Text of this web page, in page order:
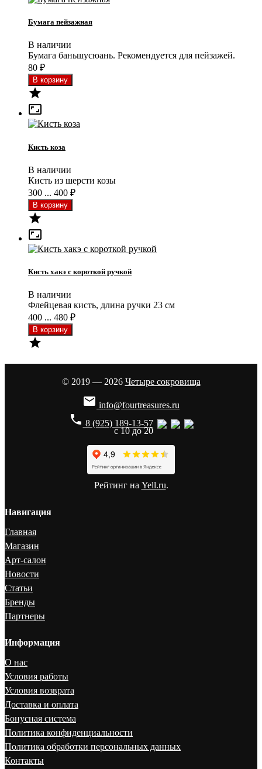
Бумага пейзажная
В наличии
Бумага баньшусюань. Рекомендуется для пейзажей.
80 ₽


Кисть коза
В наличии
Кисть из шерсти козы
300 ... 400 ₽


Кисть хакэ с короткой ручкой
В наличии
Флейцевая кисть, длина ручки 23 см
400 ... 480 ₽

© 2019 — 2026 Четыре сокровища
 info@fourtreasures.ru
phone 8 (925) 189-13-57
с 10 до 20
Рейтинг на Yell.ru.
Навигация
Главная
Магазин
Арт-салон
Новости
Статьи
Бренды
Партнеры
Информация
О нас
Условия работы
Условия возврата
Доставка и оплата
Бонусная система
Политика конфиденциальности
Политика обработки персональных данных
Контакты